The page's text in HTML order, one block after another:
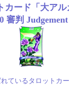
カード「大アル
審判 Judgement
れているタロットカ